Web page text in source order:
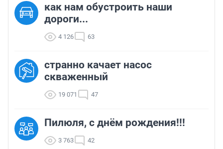
как нам обустроить наши
дороги...
4 126 63
странно качает насос
скваженный
19 071 47
Пилюля, с днём рождения!!!
3 763 42